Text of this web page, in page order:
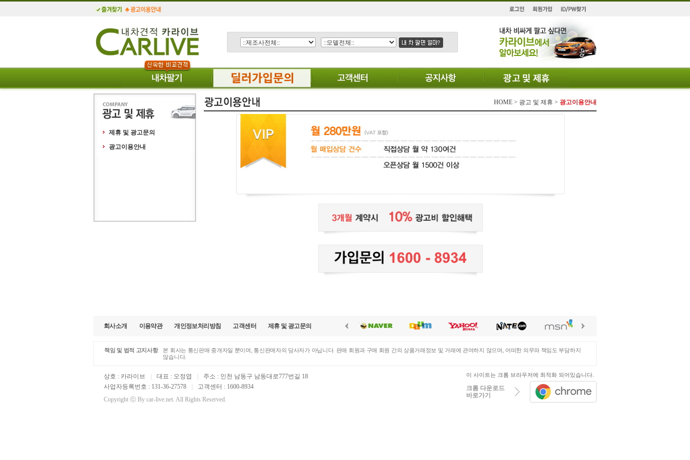
제휴 및 광고문의
광고이용안내
HOME > 광고 및 제휴 > 광고이용안내
회사소개 이용약관 개인정보처리방침 고객센터 제휴 및 광고문의
책임 및 법적 고지사항
본 회사는 통신판매 중개자일 뿐이며, 통신판매자의 당사자가 아닙니다. 판매 회원과 구매 회원 간의 상품거래정보 및 거래에 관여하지 않으며, 어떠한 의무와 책임도 부담하지
않습니다.
상호 : 카라이브 대표 : 오정엽
주소 : 인천 남동구 남동대로777번길 18
사업자등록번호 : 131-36-27578
고객센터 : 1600-8934
Copyright ⓒ By car-live.net. All Rights Reserved.
이 사이트는 크롬 브라우저에 최적화 되어있습니다.
크롬 다운로드
바로가기